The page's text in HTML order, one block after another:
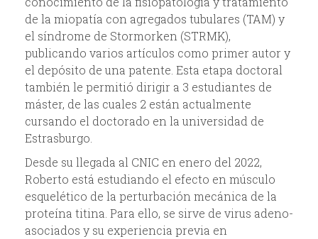
ú
s
q
u
d
a
de la miopatía con agregados tubulares (TAM) y
el síndrome de Stormorken (STRMK),
publicando varios artículos como primer autor y
el depósito de una patente. Esta etapa doctoral
también le permitió dirigir a 3 estudiantes de
máster, de las cuales 2 están actualmente
cursando el doctorado en la universidad de
Estrasburgo.
Desde su llegada al CNIC en enero del 2022,
Roberto está estudiando el efecto en músculo
esquelético de la perturbación mecánica de la
proteína titina. Para ello, se sirve de virus adeno-
asociados y su experiencia previa en